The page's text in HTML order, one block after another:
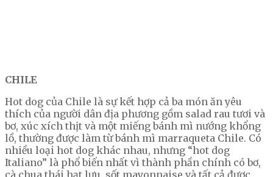
CHILE
Hot dog của Chile là sự kết hợp cả ba món ăn yêu
thích của người dân địa phương gồm salad rau tươi và
bơ, xúc xích thịt và một miếng bánh mì nướng khổng
lồ, thường được làm từ bánh mì marraqueta Chile. Có
nhiều loại hot dog khác nhau, nhưng “hot dog
Italiano” là phổ biến nhất vì thành phần chính có bơ,
cà chua thái hạt lựu, sốt mayonnaise và tất cả được